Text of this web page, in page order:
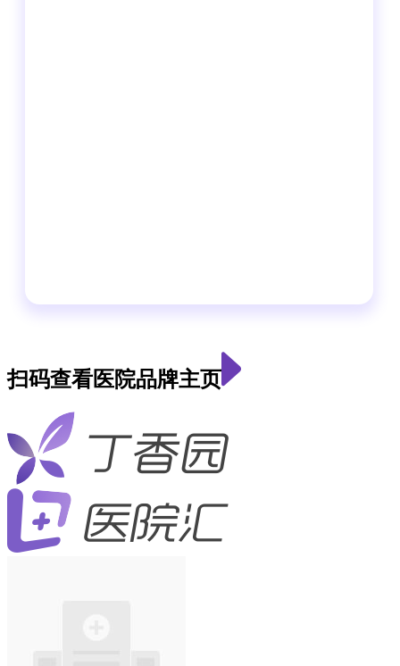
扫码查看医院品牌主页